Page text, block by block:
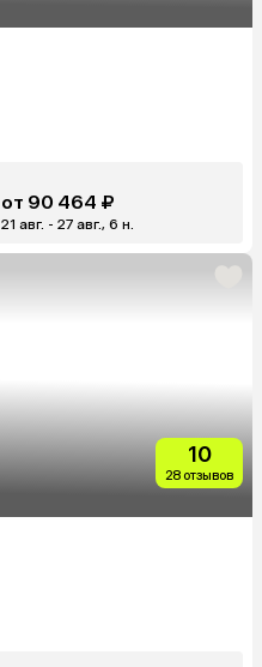
от 90 464 ₽
21 авг. - 27 авг., 6 н.
10
28 отзывов